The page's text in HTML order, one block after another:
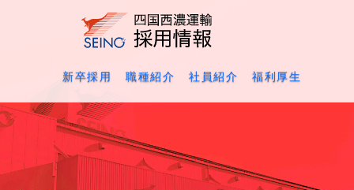
新卒採用 職種紹介 社員紹介 福利厚生